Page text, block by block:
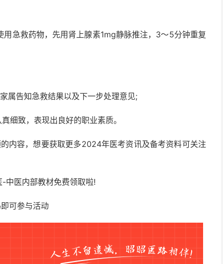
急救药物，先用肾上腺素1mg静脉推注，3～5分钟重复
属告知急救结果以及下一步处理意见;
细致，表现出良好的职业素质。
内容，想要获取更多2024年医考资讯及备考资料可关注
中医内部教材免费领取啦!
可参与活动